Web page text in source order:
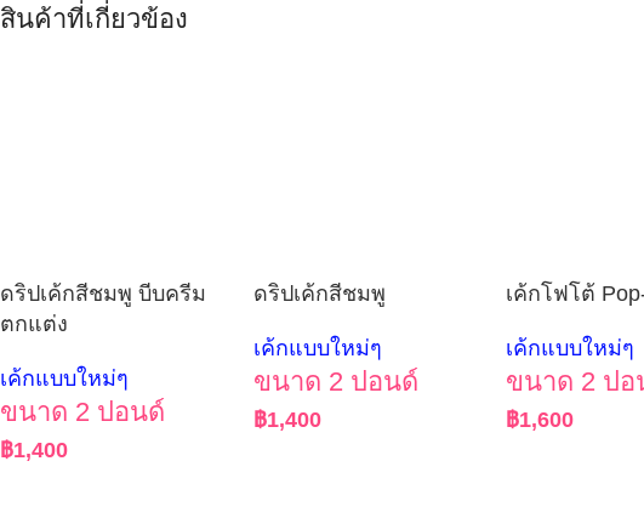
สินค้าที่เกี่ยวข้อง
ดริปเค้กสีชมพู บีบครีม
ตกแต่ง
เค้กแบบใหม่ๆ
ขนาด 2 ปอนด์
฿1,400
ดริปเค้กสีชมพู
เค้กแบบใหม่ๆ
ขนาด 2 ปอนด์
฿1,400
เค้กโฟโต้
เค้กแบบใหม่ๆ
ขนาด 2 ปอ
฿1,600